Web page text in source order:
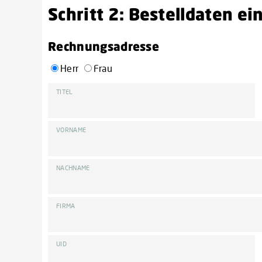
Schritt 2: Bestelldaten
Rechnungsadresse
Herr Frau
TITEL
VORNAME
NACHNAME
FIRMA
UID